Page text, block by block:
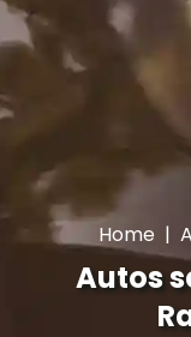
Home |
Autos